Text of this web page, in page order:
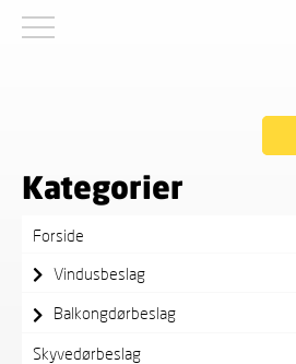
Kategorier
Forside
Vindusbeslag
Balkongdørbeslag
Skyvedørbeslag